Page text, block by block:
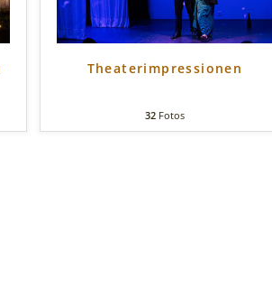
Theaterimpressionen
32 Fotos